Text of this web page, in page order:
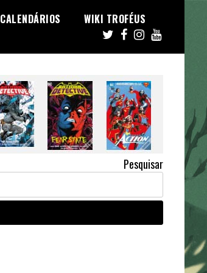
CALENDÁRIOS WIKI TROFÉUS
Pesquisar